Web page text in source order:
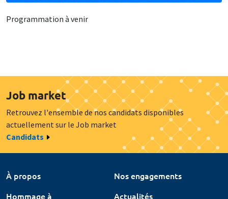
Programmation à venir
Job market
Retrouvez l'ensemble de nos candidats disponibles
actuellement sur le Job market
Candidats
À propos
Nos engagements
Hommage à
Actualités